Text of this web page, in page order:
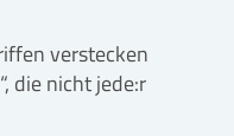
verstecken
die nicht jede:r